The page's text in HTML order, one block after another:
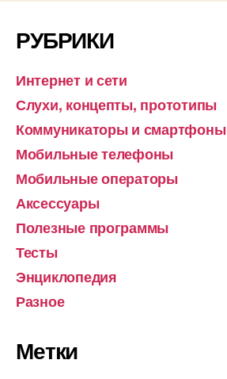
РУБРИКИ
Интернет и сети
Слухи, концепты, прототипы
Коммуникаторы и смартфоны
Мобильные телефоны
Мобильные операторы
Аксессуары
Полезные программы
Тесты
Энциклопедия
Разное
Метки